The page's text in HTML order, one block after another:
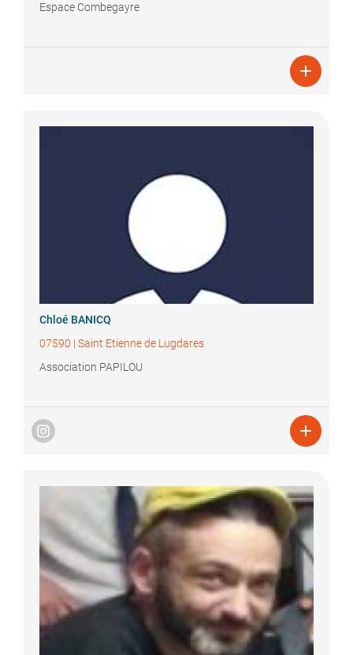
Espace Combegayre

Chloé BANICQ
07590 | Saint Etienne de Lugdares
Association PAPILOU
